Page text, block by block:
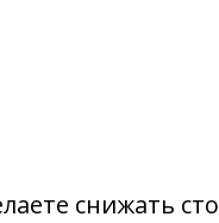
снижать